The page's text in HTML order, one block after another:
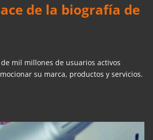
de la biografía de
mil millones de usuarios activos
su marca, productos y servicios.